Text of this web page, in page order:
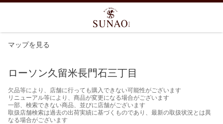
マップを見る
ローソン久留米長門石三丁目
欠品等により、店舗に行っても購入できない可能性がございます
リニューアル等により、商品が変更になる場合がございます
一部、検索できない商品、並びに店舗がございます
取扱店舗検索は過去の出荷実績に基づくものであり、最新の取扱状況とは異
なる場合がございます